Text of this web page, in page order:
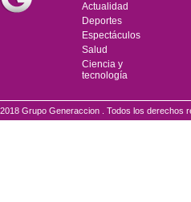
Actualidad
Deportes
Espectáculos
Salud
Ciencia y
tecnología
2018 Grupo Generaccion . Todos los